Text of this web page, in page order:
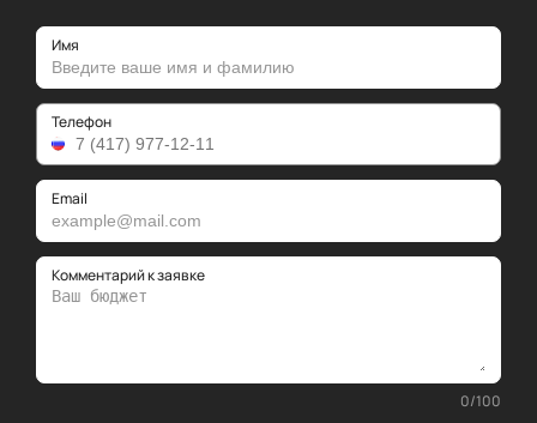
Имя
Телефон
Email
Комментарий к заявке
0/100